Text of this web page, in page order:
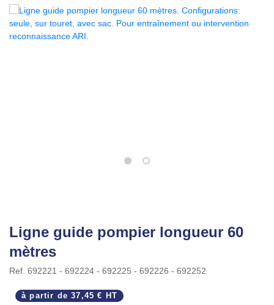
Ligne guide pompier longueur 60
mètres
Ref. 692221 - 692224 - 692225 - 692226 - 692252
à partir de37,45 € HT